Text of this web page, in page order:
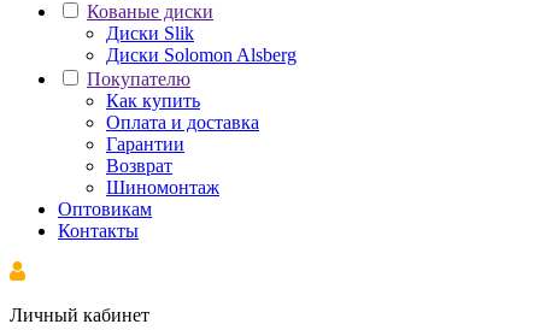
Кованые диски
Диски Slik
Диски Solomon Alsberg
Покупателю
Как купить
Оплата и доставка
Гарантии
Возврат
Шиномонтаж
Оптовикам
Контакты
Личный кабинет